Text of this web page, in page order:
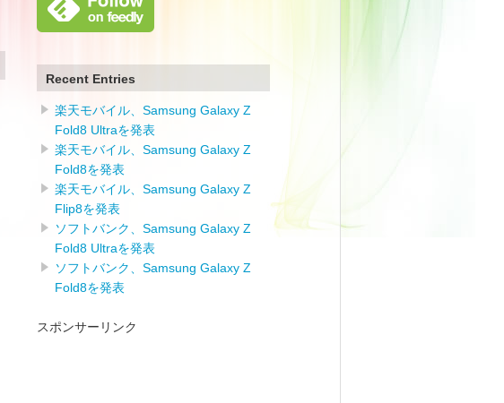
Recent Entries
楽天モバイル、Samsung Galaxy Z
Fold8 Ultraを発表
楽天モバイル、Samsung Galaxy Z
Fold8を発表
楽天モバイル、Samsung Galaxy Z
Flip8を発表
ソフトバンク、Samsung Galaxy Z
Fold8 Ultraを発表
ソフトバンク、Samsung Galaxy Z
Fold8を発表
スポンサーリンク